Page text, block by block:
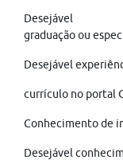
graduação ou
Desejável
currículo no portal
Conhecimento de
Desejável